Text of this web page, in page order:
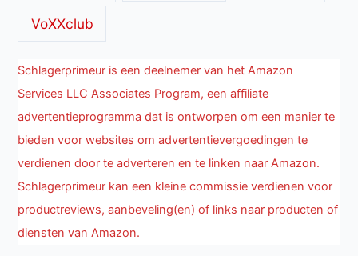
VoXXclub
Schlagerprimeur is een deelnemer van het Amazon
Services LLC Associates Program, een affiliate
advertentieprogramma dat is ontworpen om een manier te
bieden voor websites om advertentievergoedingen te
verdienen door te adverteren en te linken naar Amazon.
Schlagerprimeur kan een kleine commissie verdienen voor
productreviews, aanbeveling(en) of links naar producten of
diensten van Amazon.